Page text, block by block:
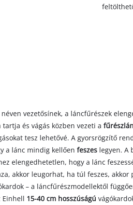
néven vezetősínek, a láncfűrészek
tartja és vágás közben vezeti a
tesz lehetővé. A gyorsrögzítő
a lánc mindig kellőenfeszes legyen. A
elengedhetetlen, hogy a lánc
akkor leugorhat, ha túl feszes,
– a láncfűrészmodellektől
Einhell 15-40 cm hosszúságú